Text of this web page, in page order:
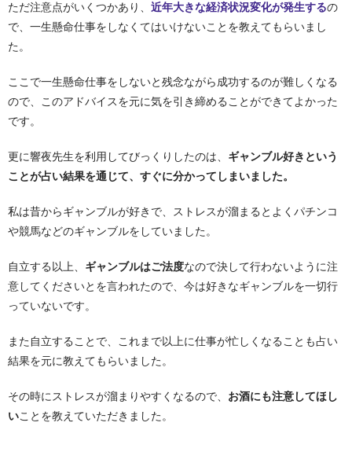
ただ注意点がいくつかあり、 近年大きな経済状況変化が発生するの
で、一生懸命仕事をしなくてはいけないことを教えてもらいまし
た。
ここで一生懸命仕事をしないと残念ながら成功するのが難しくなる
ので、このアドバイスを元に気を引き締めることができてよかった
です。
更に響夜先生を利用してびっくりしたのは、 ギャンブル好きという
ことが占い結果を通じて、すぐに分かってしまいました。
私は昔からギャンブルが好きで、ストレスが溜まるとよくパチンコ
や競馬などのギャンブルをしていました。
自立する以上、 ギャンブルはご法度なので決して行わないように注
意してくださいとを言われたので、今は好きなギャンブルを一切行
っていないです。
また自立することで、これまで以上に仕事が忙しくなることも占い
結果を元に教えてもらいました。
その時にストレスが溜まりやすくなるので、 お酒にも注意してほし
いことを教えていただきました。